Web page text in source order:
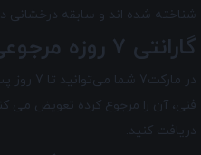
شناخته شده اند و سابقه درخشانی
گارانتی 7 روزه مرجوعی
در
فنی، آن را مرجوع کرده تعویض می
دریافت کنید.